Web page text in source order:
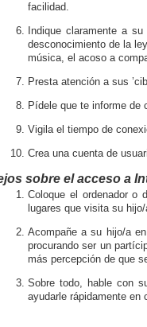
facilidad.
Indique claramente a
desconocimiento de la
música, el acoso a
Presta atención a sus
Pídele que te informe de
Vigila el tiempo de
Crea una cuenta de
sobre el acceso a
Coloque el ordenador o
lugares que visita su hijo/
Acompañe a su hijo/a
procurando ser un
más percepción de que
Sobre todo, hable con
ayudarle rápidamente en